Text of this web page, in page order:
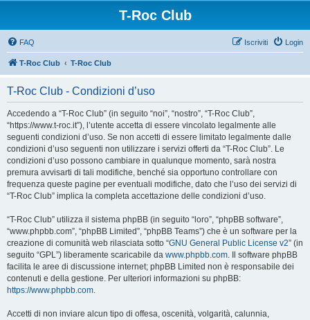
T-Roc Club
FAQ Login
Iscriviti
T-Roc Club T-Roc Club
T-Roc Club - Condizioni d’uso
Accedendo a “T-Roc Club” (in seguito “noi”, “nostro”, “T-Roc Club”,
“https://www.t-roc.it”), l’utente accetta di essere vincolato legalmente alle
seguenti condizioni d’uso. Se non accetti di essere limitato legalmente dalle
condizioni d’uso seguenti non utilizzare i servizi offerti da “T-Roc Club”. Le
condizioni d’uso possono cambiare in qualunque momento, sarà nostra
premura avvisarti di tali modifiche, benché sia opportuno controllare con
frequenza queste pagine per eventuali modifiche, dato che l’uso dei servizi di
“T-Roc Club” implica la completa accettazione delle condizioni d’uso.
“T-Roc Club” utilizza il sistema phpBB (in seguito “loro”, “phpBB software”,
“www.phpbb.com”, “phpBB Limited”, “phpBB Teams”) che è un software per la
creazione di comunità web rilasciata sotto “GNU General Public License v2” (in
seguito “GPL”) liberamente scaricabile da www.phpbb.com. Il software phpBB
facilita le aree di discussione internet; phpBB Limited non è responsabile dei
contenuti e della gestione. Per ulteriori informazioni su phpBB:
https://www.phpbb.com.
Accetti di non inviare alcun tipo di offesa, oscenità, volgarità, calunnia,